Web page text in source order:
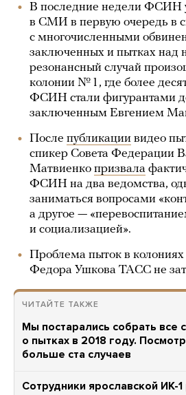
В последние недели ФСИН
в СМИ в первую очередь в
с многочисленными
заключенных и пытках над
резонансный случай
колонии № 1, где более
ФСИН стали фигурантами
заключенным Евгением
После публикации видео
спикер Совета Федерации
Матвиенко призвала
ФСИН на два ведомства,
заниматься вопросами
а другое —
и социализацией».
Проблема пыток в
Федора Ушкова ТАСС не
ЧИТАЙТЕ ТАКЖЕ
Мы постарались собрать все
о пытках в 2018 году.
больше ста случаев
Сотрудники ярославской ИК-1